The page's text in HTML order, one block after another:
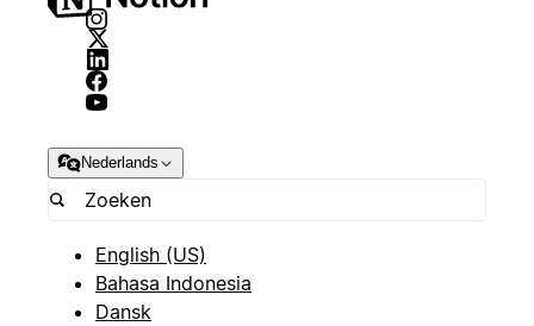
Nederlands
English (US)
Bahasa Indonesia
Dansk